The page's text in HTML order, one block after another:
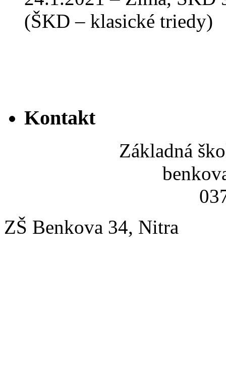
(ŠKD – klasické triedy)
Kontakt
Základná
ZŠ Benkova 34, Nitra